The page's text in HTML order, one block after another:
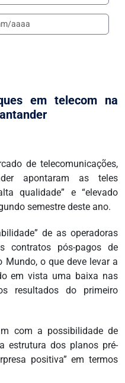
em telecom na
de telecomunicações,
apontaram as teles
qualidade” e “elevado
semestre deste ano.
de as operadoras
contratos pós-pagos de
o que deve levar a
em vista uma baixa nas
resultados do primeiro
com a possibilidade de
estrutura dos planos pré-
positiva” em termos